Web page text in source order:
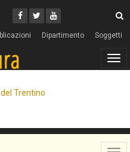
Facebook
Twitter
Youtube
Dipartimento Soggetti
Trentino